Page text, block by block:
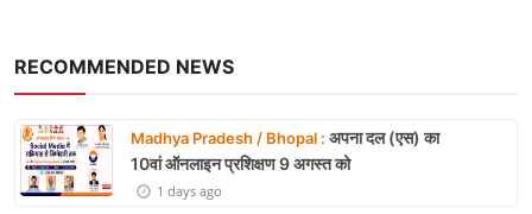
RECOMMENDED NEWS
Madhya Pradesh / Bhopal : अपना दल (एस) का
10वां ऑनलाइन प्रशिक्षण 9 अगस्त को
1 days ago